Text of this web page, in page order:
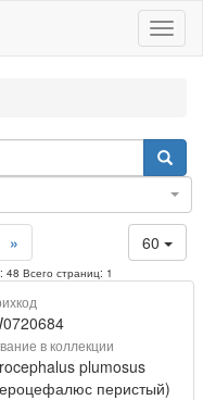
60
»
48 Всего страниц: 1
в коллекции
plumosus
перистый)